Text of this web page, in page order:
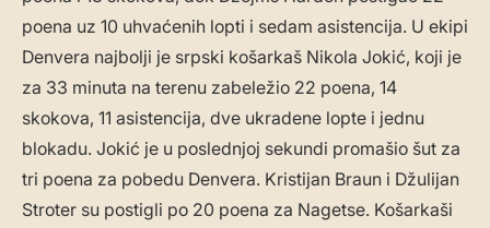
poena uz 10 uhvaćenih lopti i sedam asistencija. U ekipi
Denvera najbolji je srpski košarkaš Nikola Jokić, koji je
za 33 minuta na terenu zabeležio 22 poena, 14
skokova, 11 asistencija, dve ukradene lopte i jednu
blokadu. Jokić je u poslednjoj sekundi promašio šut za
tri poena za pobedu Denvera. Kristijan Braun i Džulijan
Stroter su postigli po 20 poena za Nagetse. Košarkaši